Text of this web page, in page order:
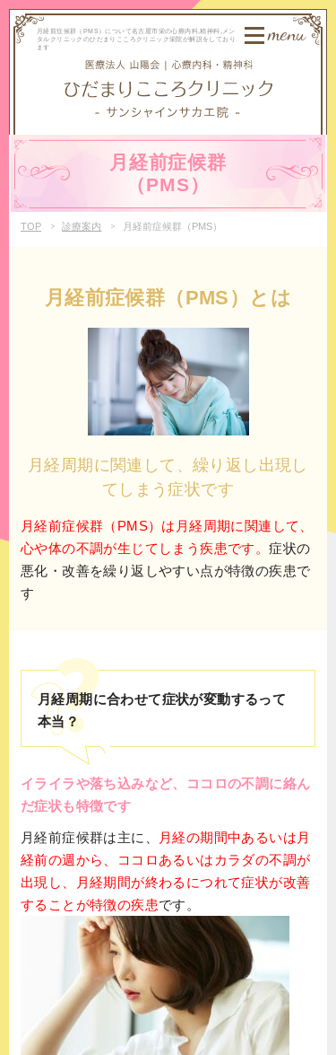
月経前症候群（PMS）について名古屋市栄の心療内科,精神科,メン
タルクリニックのひだまりこころクリニック栄院が解説をしており
ます
menu
月経前症候群
（PMS）
TOP 診療案内 月経前症候群（PMS）
月経前症候群（PMS）とは
月経周期に関連して、繰り返し出現し
てしまう症状です
月経前症候群（PMS）は月経周期に関連して、
心や体の不調が生じてしまう疾患です。症状の
悪化・改善を繰り返しやすい点が特徴の疾患で
す
月経周期に合わせて症状が変動するって
本当？
イライラや落ち込みなど、ココロの不調に絡ん
だ症状も特徴です
月経前症候群は主に、
月経の期間中あるいは月
経前の週から、ココロあるいはカラダの不調が
出現し、月経期間が終わるにつれて症状が改善
することが特徴の疾患です。